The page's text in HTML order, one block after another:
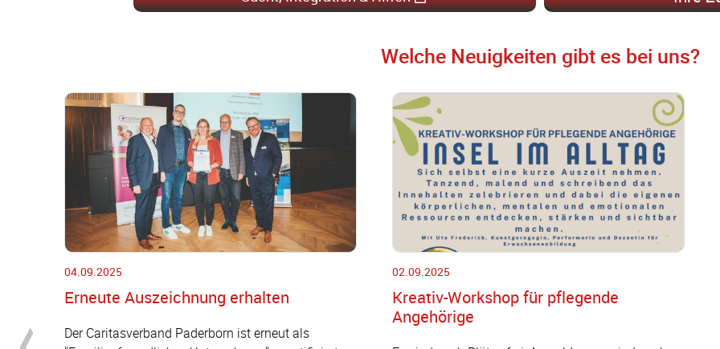
Welche Neuigkeiten gibt es bei uns?
04.09.2025
Erneute Auszeichnung erhalten
Der Caritasverband Paderborn ist erneut als
02.09.2025
Kreativ-Workshop für pflegende
Angehörige